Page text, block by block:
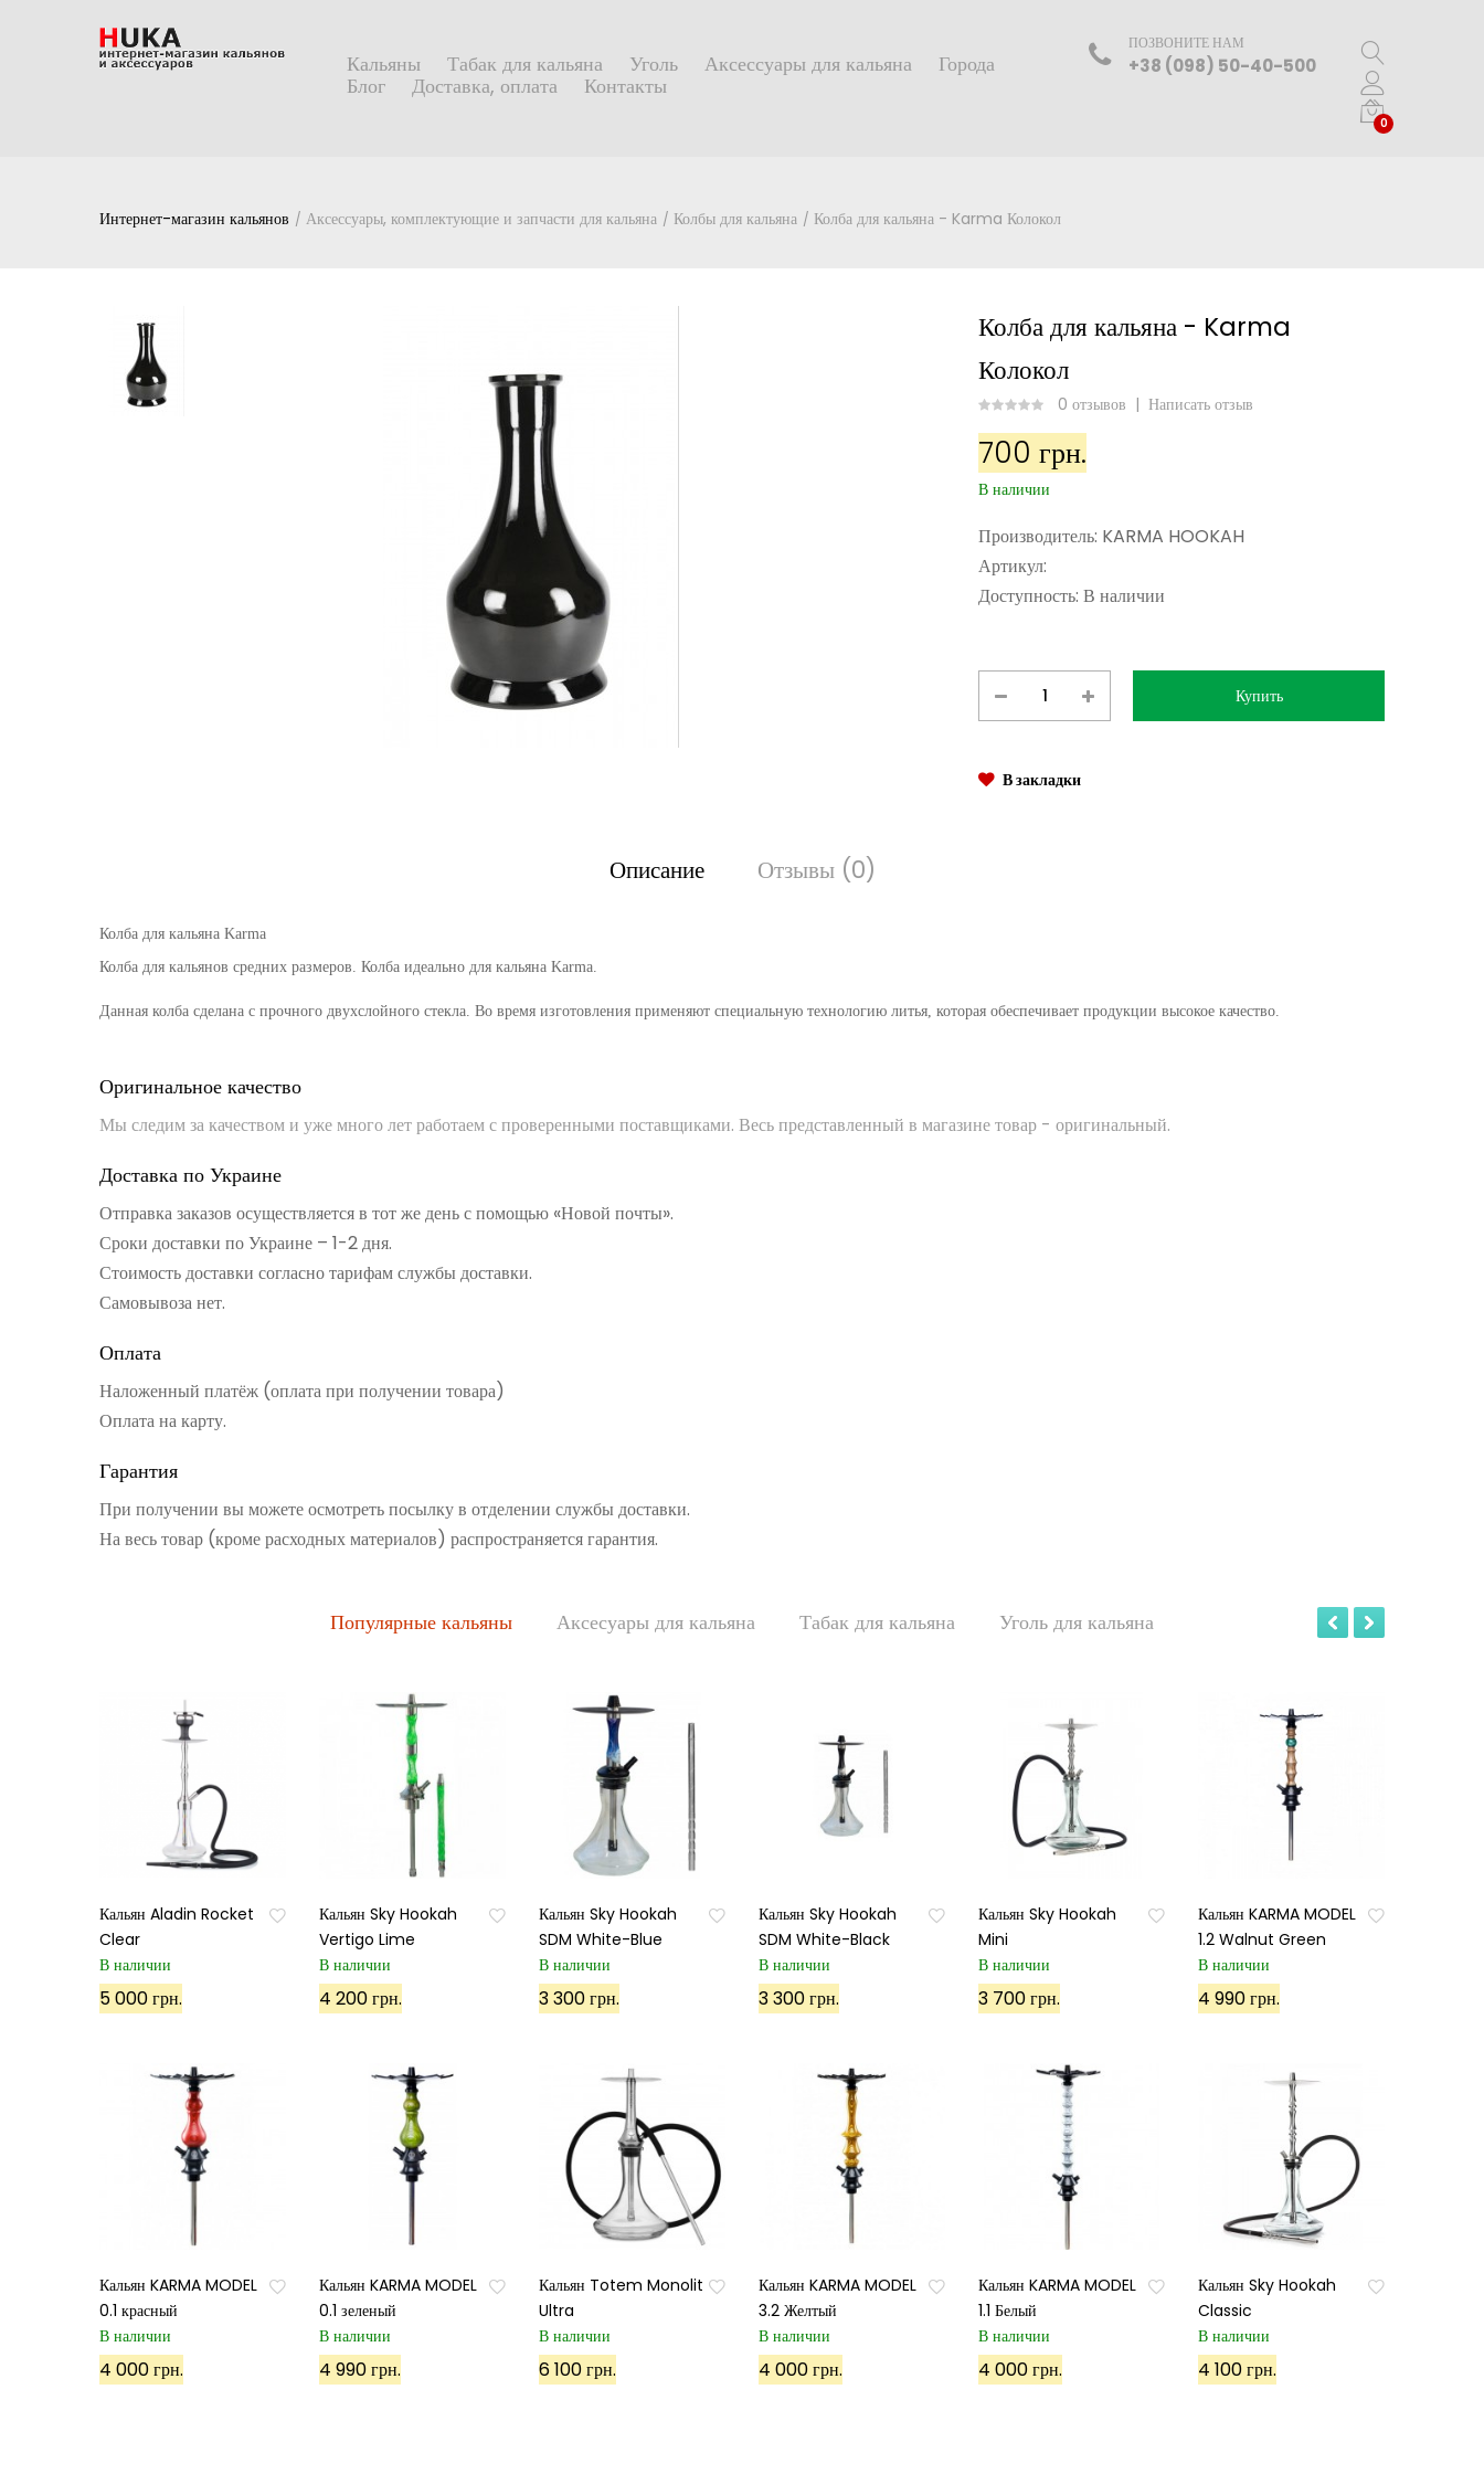
Кальяны Табак для кальяна Уголь Аксессуары для кальяна
Города
Блог
Доставка, оплата Контакты
ПОЗВОНИТЕ НАМ
+38 (098) 50-40-500
0
Интернет-магазин кальянов Аксессуары, комплектующие и запчасти для кальяна Колбы для кальяна Колба для кальяна - Karma Колокол
Колба для кальяна - Karma
Колокол
0 отзывов | Написать отзыв
700 грн.
В наличии
Производитель: KARMA HOOKAH
Артикул:
Доступность: В наличии
В закладки
Описание Отзывы (0)
Колба для кальяна Karma
Колба для кальянов средних размеров. Колба идеально для кальяна Karma.
Данная колба сделана с прочного двухслойного стекла. Во время изготовления применяют специальную технологию литья, которая обеспечивает продукции высокое качество.
Оригинальное качество
Мы следим за качеством и уже много лет работаем с проверенными поставщиками. Весь представленный в магазине товар - оригинальный.
Доставка по Украине
Отправка заказов осуществляется в тот же день с помощью «Новой почты».
Сроки доставки по Украине – 1-2 дня.
Стоимость доставки согласно тарифам службы доставки.
Самовывоза нет.
Оплата
Наложенный платёж (оплата при получении товара)
Оплата на карту.
Гарантия
При получении вы можете осмотреть посылку в отделении службы доставки.
На весь товар (кроме расходных материалов) распространяется гарантия.
Популярные кальяны Аксесуары для кальяна Табак для кальяна Уголь для кальяна
Кальян Aladin Rocket
Clear
В наличии
5 000 грн.
Кальян Sky Hookah
Vertigo Lime
В наличии
4 200 грн.
Кальян Sky Hookah
SDM White-Blue
В наличии
3 300 грн.
Кальян Sky Hookah
SDM White-Black
В наличии
3 300 грн.
Кальян Sky Hookah
Mini
В наличии
3 700 грн.
Кальян KARMA MODEL
1.2 Walnut Green
В наличии
4 990 грн.
Кальян KARMA MODEL
0.1 красный
В наличии
4 000 грн.
Кальян KARMA MODEL
0.1 зеленый
В наличии
4 990 грн.
Кальян Totem Monolit
Ultra
В наличии
6 100 грн.
Кальян KARMA MODEL
3.2 Желтый
В наличии
4 000 грн.
Кальян KARMA MODEL
1.1 Белый
В наличии
4 000 грн.
Кальян Sky Hookah
Classic
В наличии
4 100 грн.